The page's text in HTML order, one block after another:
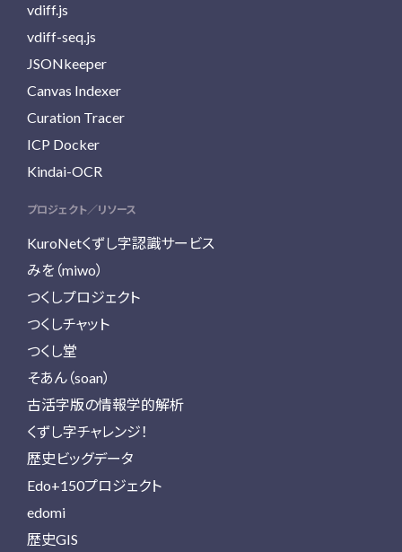
vdiff.js
vdiff-seq.js
JSONkeeper
Canvas Indexer
Curation Tracer
ICP Docker
Kindai-OCR
プロジェクト／リソース
KuroNetくずし字認識サービス
みを（miwo）
つくしプロジェクト
つくしチャット
つくし堂
そあん（soan）
古活字版の情報学的解析
くずし字チャレンジ！
歴史ビッグデータ
Edo+150プロジェクト
edomi
歴史GIS